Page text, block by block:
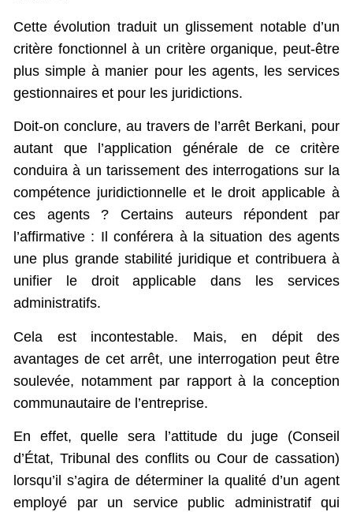
Cette évolution traduit un glissement notable d’un
critère fonctionnel à un critère organique, peut-être
plus simple à manier pour les agents, les services
gestionnaires et pour les juridictions.
Doit-on conclure, au travers de l’arrêt Berkani, pour
autant que l’application générale de ce critère
conduira à un tarissement des interrogations sur la
compétence juridictionnelle et le droit applicable à
ces agents ? Certains auteurs répondent par
l’affirmative : Il conférera à la situation des agents
une plus grande stabilité juridique et contribuera à
unifier le droit applicable dans les services
administratifs.
Cela est incontestable. Mais, en dépit des
avantages de cet arrêt, une interrogation peut être
soulevée, notamment par rapport à la conception
communautaire de l’entreprise.
En effet, quelle sera l’attitude du juge (Conseil
d’État, Tribunal des conflits ou Cour de cassation)
lorsqu’il s’agira de déterminer la qualité d’un agent
employé par un service public administratif qui